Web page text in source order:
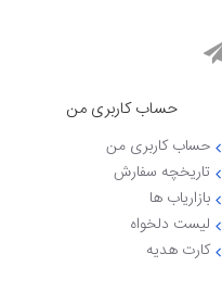
حساب کاربری من
حساب کاربری من
تاریخچه سفارش
بازاریاب ها
لیست دلخواه
کارت هدیه